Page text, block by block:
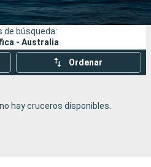
Compañías
Buscar
de búsqueda:
- Australia
Ordenar
hay cruceros disponibles.